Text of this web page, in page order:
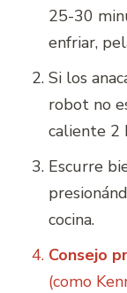
25-30
enfriar,
Si los
robot no
caliente 2
Escurre
cocina.
Consejo
(como